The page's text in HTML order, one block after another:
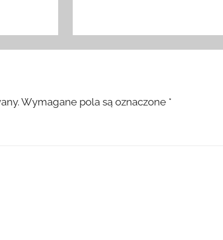
Wymagane pola są oznaczone *